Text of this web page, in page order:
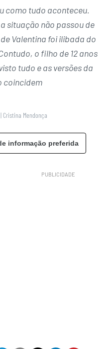
como tudo aconteceu.
situação não passou de
Valentina foi ilibada do
o filho de 12 anos
tudo e as versões da
coincidem
| Cristina Mendonça
informação preferida